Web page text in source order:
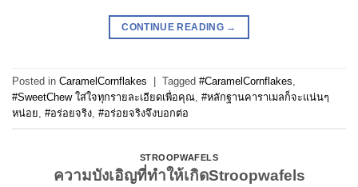
CONTINUE READING →
Posted in CaramelCornflakes Tagged #CaramelCornflakes
#SweetChew ใส่ใจทุกรายละเอียดเพื่อคุณ #หลักฐานคาราเมลก็จะแน่นๆ
หน่อย #อร่อยจริง #อร่อยจริงจึงบอกต่อ
STROOPWAFELS
ความบังเอิญที่ทำให้เกิดStroopwafels